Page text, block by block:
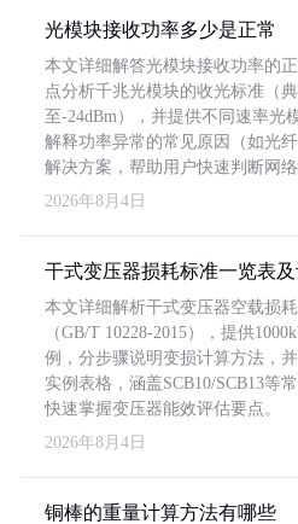
光模块接收功率多少是正常
本文详细解答光模块接收功率的
点分析千兆光模块的收光标准（
至-24dBm），并提供不同速率光
解释功率异常的常见原因（如光
解决方案，帮助用户快速判断网络
2026年8月4日
干式变压器损耗标准一览表
本文详细解析干式变压器空载损
（GB/T 10228-2015），提供
例，分步骤说明变损计算方法，
实例表格，涵盖SCB10/SCB13等
快速掌握变压器能效评估要点。
2026年8月4日
铜棒的重量计算方法有哪些